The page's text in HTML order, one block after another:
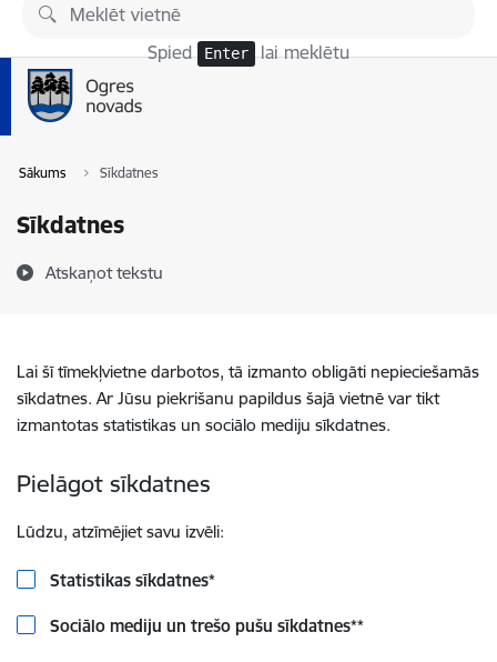
Pāriet uz lapas saturu
Spied Enter lai meklētu
Sākums Sīkdatnes
Sīkdatnes
Atskaņot tekstu
Lai šī tīmekļvietne darbotos, tā izmanto obligāti nepieciešamās
sīkdatnes. Ar Jūsu piekrišanu papildus šajā vietnē var tikt
izmantotas statistikas un sociālo mediju sīkdatnes.
Pielāgot sīkdatnes
Lūdzu, atzīmējiet savu izvēli:
Statistikas sīkdatnes*
Sociālo mediju un trešo pušu sīkdatnes**